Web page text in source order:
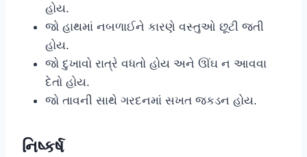
હોય.
જો હાથમાં નબળાઈને કારણે વસ્તુઓ છૂટી જતી
હોય.
જો દુખાવો રાત્રે વધતો હોય અને ઊંઘ ન આવવા
દેતો હોય.
જો તાવની સાથે ગરદનમાં સખત જકડન હોય.
નિષ્કર્ષ